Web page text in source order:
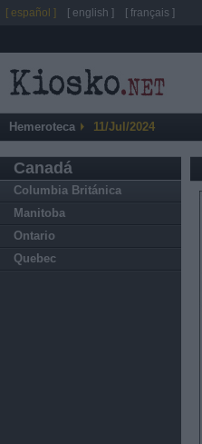
Hemeroteca 11/Jul/2024
Canadá
Columbia Británica
Manitoba
Ontario
Quebec
[ español ] [ english ] [ français ]